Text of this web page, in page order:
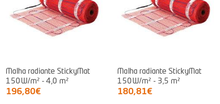
Malha radiante StickyMat
150W/m² - 4,0 m²
196,80€
Malha radiante StickyMat
150W/m² - 3,5 m²
180,81€